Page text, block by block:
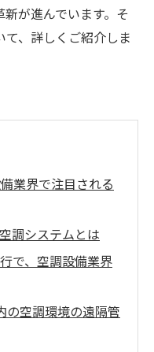
が進んでいます。そ
、詳しくご紹介しま
業界で注目される
調システムとは
で、空調設備業界
の空調環境の遠隔管